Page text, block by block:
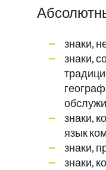
знаки,
знаки,
знаки,
язык
знаки,
знаки,